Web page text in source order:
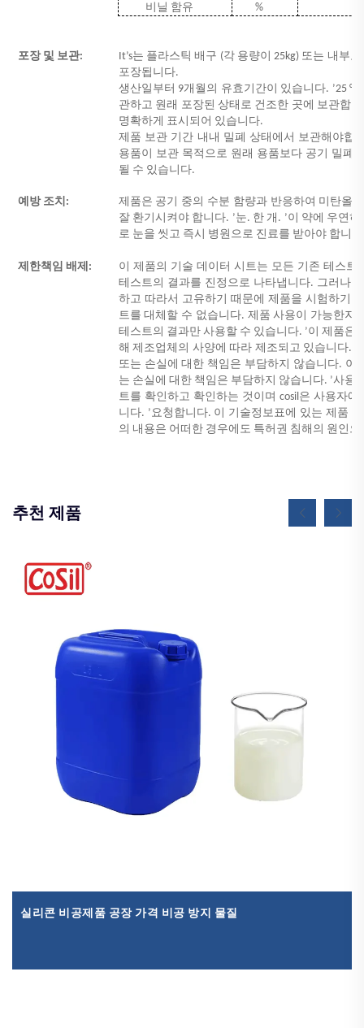
비닐 함유
%
포장 및 보관: It’s는 플라스틱 배구 (각 용량이 25kg) 또는 내부
포장됩니다.
생산일부터 9개월의 유효기간이 있습니다. ’25
관하고 원래 포장된 상태로 건조한 곳에 보관합
명확하게 표시되어 있습니다.
제품 보관 기간 내내 밀폐 상태에서 보관해야합
용품이 보관 목적으로 원래 용품보다 공기 밀폐
될 수 있습니다.
예방 조치:
제품은 공기 중의 수분 함량과 반응하여 미탄올
잘 환기시켜야 합니다. ’눈. 한 개. ’이 약에 우연
로 눈을 씻고 즉시 병원으로 진료를 받아야 합니
제한책임 배제:
이 제품의 기술 데이터 시트는 모든 기존 테스트
테스트의 결과를 진정으로 나타냅니다. 그러나
하고 따라서 고유하기 때문에 제품을 시험하기
트를 대체할 수 없습니다. 제품 사용이 가능한지
테스트의 결과만 사용할 수 있습니다. ’이 제품은
해 제조업체의 사양에 따라 제조되고 있습니다.
또는 손실에 대한 책임은 부담하지 않습니다. 이
는 손실에 대한 책임은 부담하지 않습니다. ’사용
트를 확인하고 확인하는 것이며 cosil은 사용자
니다. ’요청합니다. 이 기술정보표에 있는 제품
의 내용은 어떠한 경우에도 특허권 침해의 원인
추천 제품
실리콘 비공제품 공장 가격 비공 방지 물질